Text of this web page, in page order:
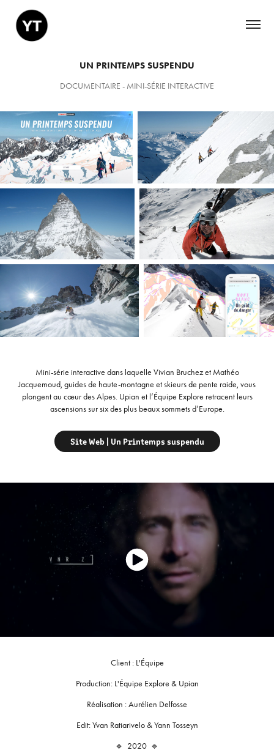
UN PRINTEMPS SUSPENDU
DOCUMENTAIRE - MINI-SÉRIE INTERACTIVE
Mini-série interactive dans laquelle Vivian Bruchez et Mathéo
Jacquemoud, guides de haute-montagne et skieurs de pente raide, vous
plongent au cœur des Alpes. Upian et l’Équipe Explore retracent leurs
ascensions sur six des plus beaux sommets d’Europe.
Site Web | Un Printemps suspendu
Client : L'Équipe
Production: L'Équipe Explore & Upian
Réalisation : Aurélien Delfosse
Edit: Yvan Ratiarivelo & Yann Tosseyn
🔹 2020 🔹